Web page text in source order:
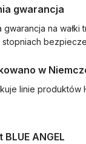
gwarancja
gwarancja na
stopniach
w
linie produktów
ANGEL